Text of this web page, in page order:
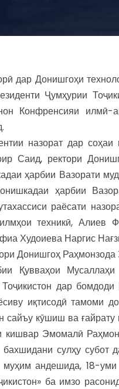
дар Донишгоҳи
Ҷумҳурии
Конфренсияи
назорат дар
Саид, ректори
ҳарбии Вазорати
ҳарбии
раёсати
техникӣ, Алиев
Худоиева Наргис
Донишгоҳ
Қувваҳои
дар
иқтисодӣ тамоми
сайъу кӯшиш ва
кишвар Эмомалӣ
сулҳу субот
андешида, 18-
ба имзо